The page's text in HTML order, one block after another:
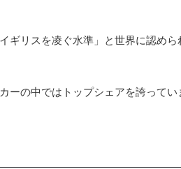
ギリスを凌ぐ水準」と世界に認めら
ーの中ではトップシェアを誇ってい